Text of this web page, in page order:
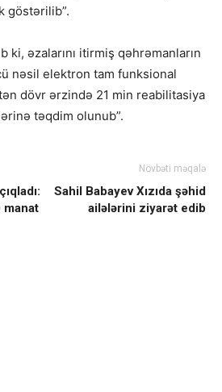
göstərilib”.
ki, əzalarını itirmiş qəhrəmanların
nəsil elektron tam funksional
dövr ərzində 21 min reabilitasiya
təqdim olunub”.
manat
Növbəti məqalə
Sahil Babayev Xızıda şəhid
ailələrini ziyarət edib